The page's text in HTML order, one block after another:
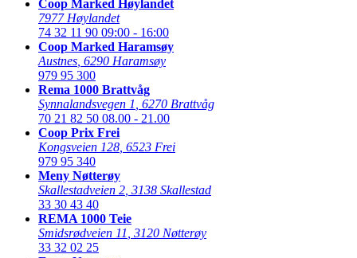
Coop Marked Høylandet
7977 Høylandet
74 32 11 90 09:00 - 16:00
Coop Marked Haramsøy
Austnes 6290 Haramsøy
979 95 300
Rema 1000 Brattvåg
Synnalandsvegen 1 6270 Brattvåg
70 21 82 50 08.00 - 21.00
Coop Prix Frei
Kongsveien 128 6523 Frei
979 95 340
Meny Nøtterøy
Skallestadveien 2 3138 Skallestad
33 30 43 40
REMA 1000 Teie
Smidsrødveien 11 3120 Nøtterøy
33 32 02 25